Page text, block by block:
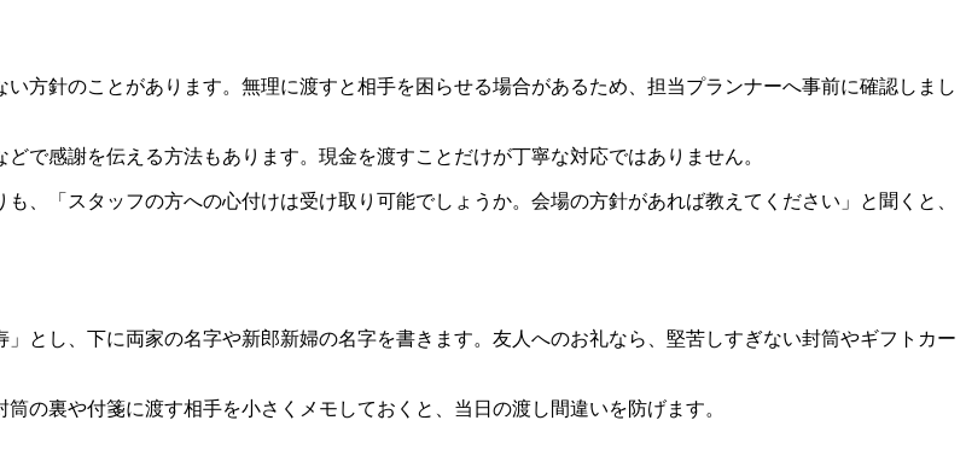
方針のことがあります。無理に渡すと相手を困らせる場合があるため、担当プランナーへ事前に確認しまし
で感謝を伝える方法もあります。現金を渡すことだけが丁寧な対応ではありません。
、「スタッフの方への心付けは受け取り可能でしょうか。会場の方針があれば教えてください」と聞くと、
とし、下に両家の名字や新郎新婦の名字を書きます。友人へのお礼なら、堅苦しすぎない封筒やギフトカー
の裏や付箋に渡す相手を小さくメモしておくと、当日の渡し間違いを防げます。